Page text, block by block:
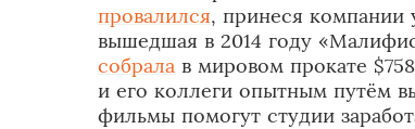
провалился, принеся компании
вышедшая в 2014 году
собрала в мировом прокате
и его коллеги опытным путём
фильмы помогут студии